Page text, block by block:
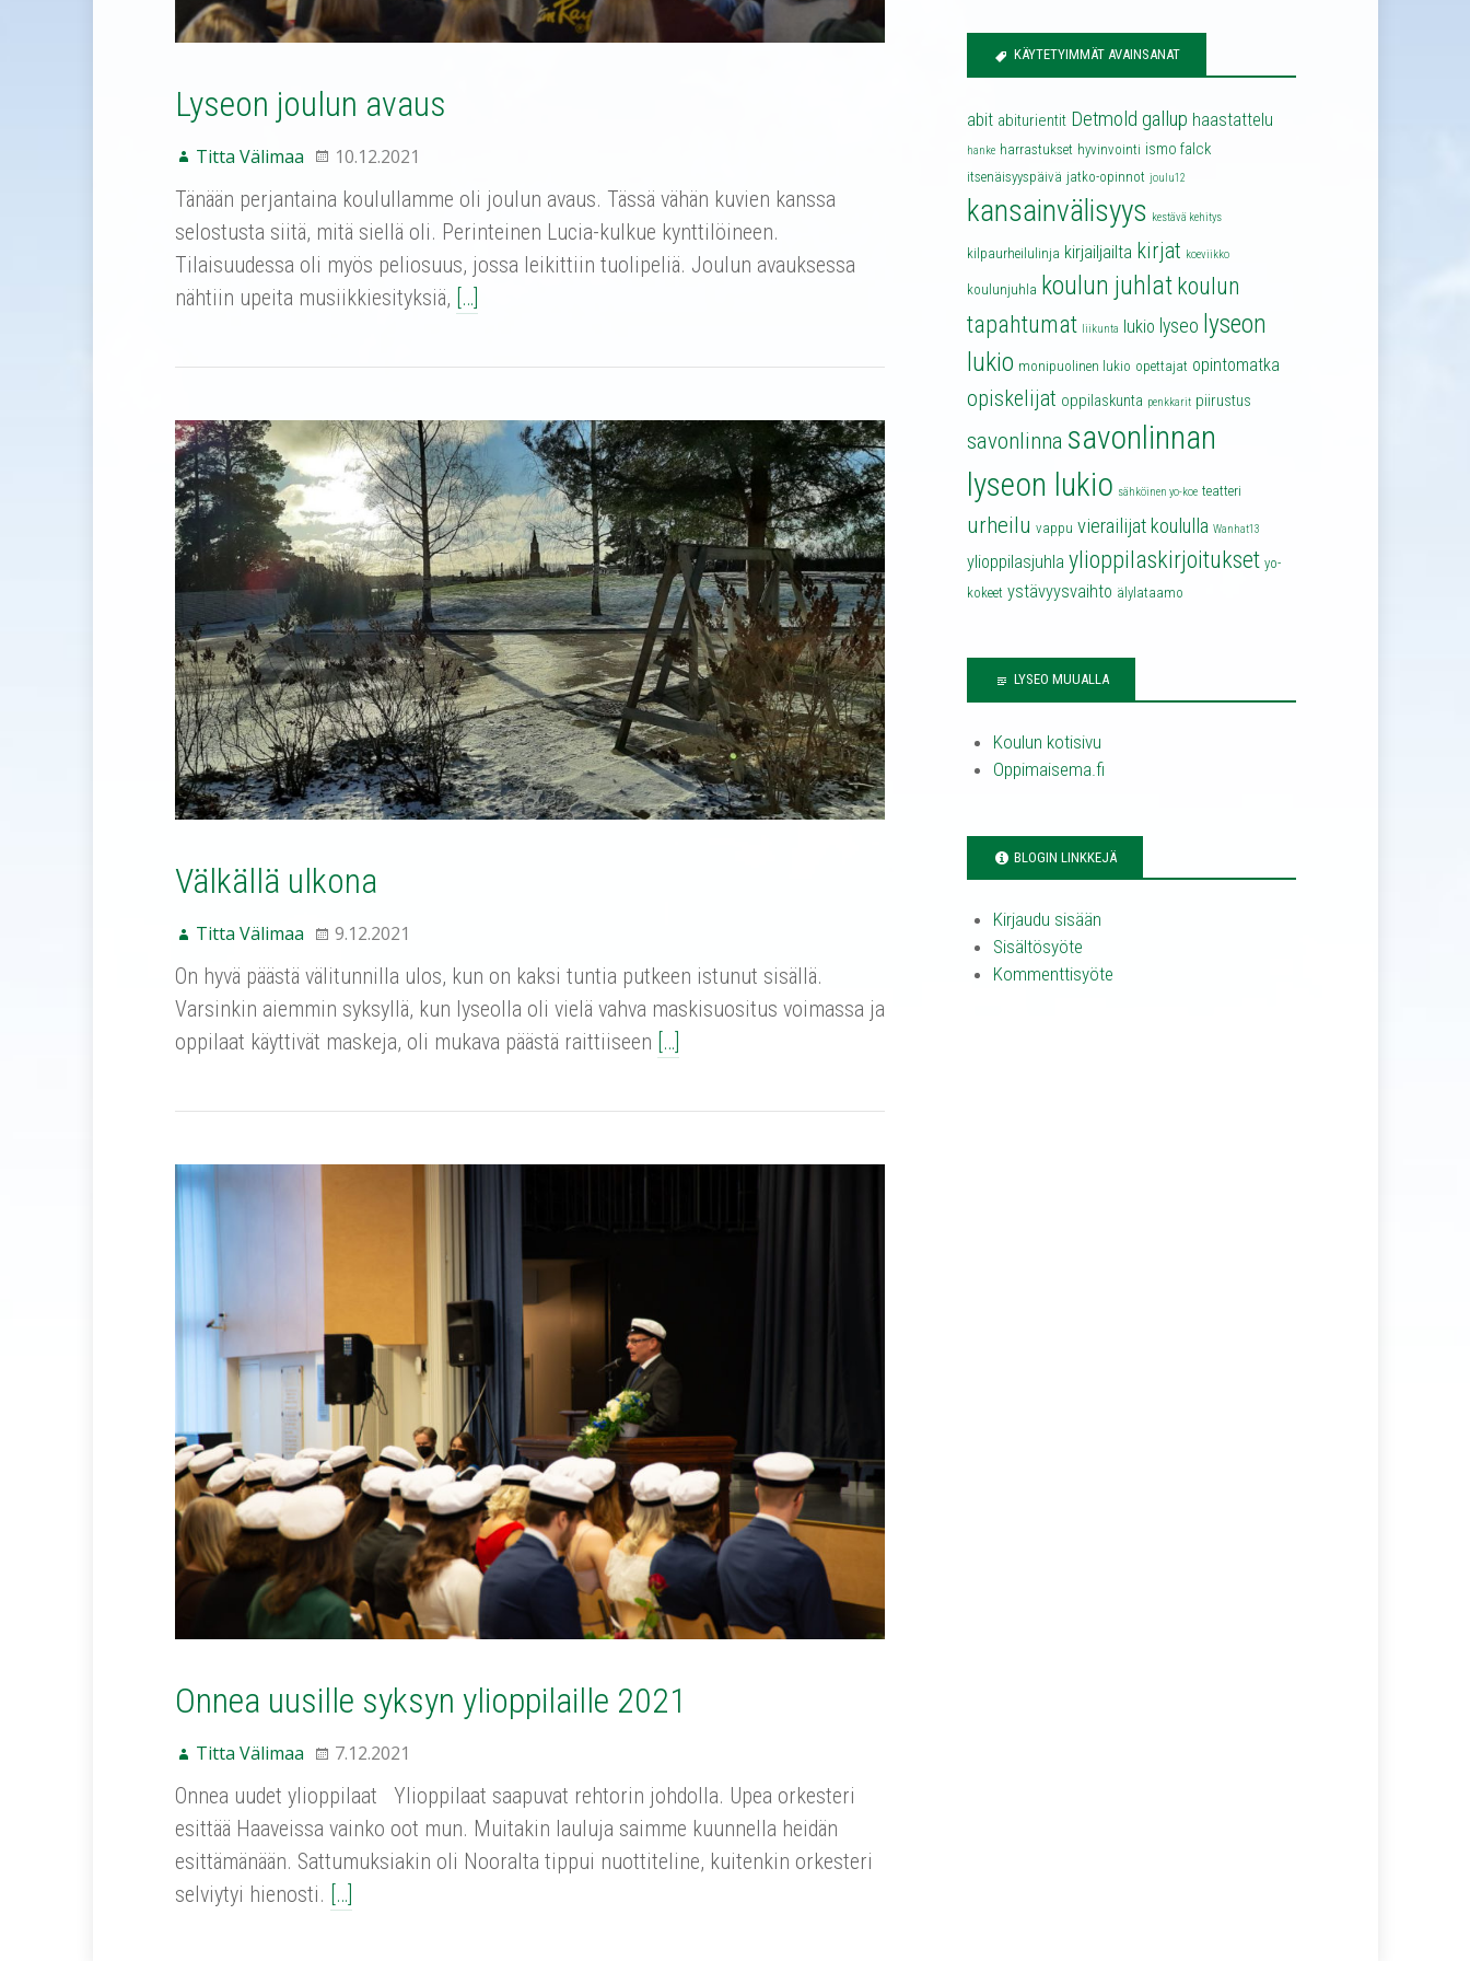
Lyseon joulun avaus
Titta Välimaa 10.12.2021
Tänään perjantaina koulullamme oli joulun avaus. Tässä vähän kuvien kanssa
selostusta siitä, mitä siellä oli. Perinteinen Lucia-kulkue kynttilöineen.
Tilaisuudessa oli myös peliosuus, jossa leikittiin tuolipeliä. Joulun avauksessa
nähtiin upeita musiikkiesityksiä, […]
Välkällä ulkona
Titta Välimaa 9.12.2021
On hyvä päästä välitunnilla ulos, kun on kaksi tuntia putkeen istunut sisällä.
Varsinkin aiemmin syksyllä, kun lyseolla oli vielä vahva maskisuositus voimassa ja
oppilaat käyttivät maskeja, oli mukava päästä raittiiseen […]
Onnea uusille syksyn ylioppilaille 2021
Titta Välimaa 7.12.2021
Onnea uudet ylioppilaat Ylioppilaat saapuvat rehtorin johdolla. Upea orkesteri
esittää Haaveissa vainko oot mun. Muitakin lauluja saimme kuunnella heidän
esittämänään. Sattumuksiakin oli Nooralta tippui nuottiteline, kuitenkin orkesteri
selviytyi hienosti. […]
KÄYTETYIMMÄT AVAINSANAT
abit abiturientit Detmold gallup haastattelu
hanke harrastukset hyvinvointi ismo falck
itsenäisyyspäivä jatko-opinnot joulu12
kansainvälisyys kestävä kehitys
kilpaurheilulinja kirjailjailta kirjat koeviikko
koulunjuhla koulun juhlat koulun
tapahtumat liikunta lukio lyseo lyseon
lukio monipuolinen lukio opettajat opintomatka
opiskelijat oppilaskunta penkkarit piirustus
savonlinna savonlinnan
lyseon lukio sähköinen yo-koe teatteri
urheilu vappu vierailijat koululla Wanhat13
ylioppilasjuhla ylioppilaskirjoitukset yo-
kokeet ystävyysvaihto älylataamo
LYSEO MUUALLA
Koulun kotisivu
Oppimaisema.fi
BLOGIN LINKKEJÄ
Kirjaudu sisään
Sisältösyöte
Kommenttisyöte